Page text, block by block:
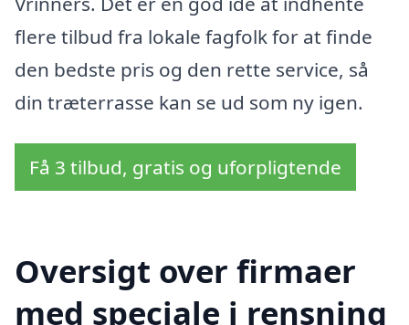
flere tilbud fra lokale fagfolk for at finde
den bedste pris og den rette service, så
din træterrasse kan se ud som ny igen.
Få 3 tilbud, gratis og uforpligtende
Oversigt over firmaer
med speciale i rensning